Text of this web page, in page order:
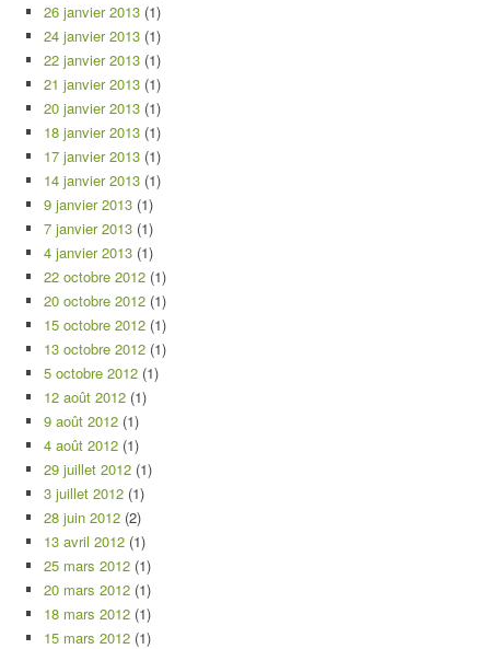
26 janvier 2013 (1)
24 janvier 2013 (1)
22 janvier 2013 (1)
21 janvier 2013 (1)
20 janvier 2013 (1)
18 janvier 2013 (1)
17 janvier 2013 (1)
14 janvier 2013 (1)
9 janvier 2013 (1)
7 janvier 2013 (1)
4 janvier 2013 (1)
22 octobre 2012 (1)
20 octobre 2012 (1)
15 octobre 2012 (1)
13 octobre 2012 (1)
5 octobre 2012 (1)
12 août 2012 (1)
9 août 2012 (1)
4 août 2012 (1)
29 juillet 2012 (1)
3 juillet 2012 (1)
28 juin 2012 (2)
13 avril 2012 (1)
25 mars 2012 (1)
20 mars 2012 (1)
18 mars 2012 (1)
15 mars 2012 (1)